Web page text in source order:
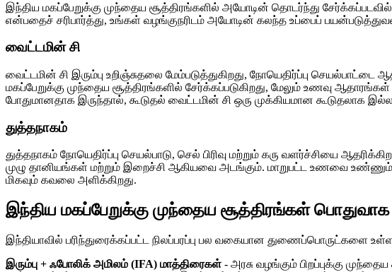
இந்திய மகப்பேறுக்கு முந்தைய சூத்திரங்களில் அயோடின் தொடர்ந்து
என்பதைச் சரிபார்த்து, உங்கள் வழங்குநரிடம் அயோடின் கலந்த உப்பைப்
வைட்டமின் சி
வைட்டமின் சி இரும்பு உறிஞ்சுதலை மேம்படுத்துகிறது, நோயெதிர்ப்பு
மகப்பேறுக்கு முந்தைய சூத்திரங்களில் சேர்க்கப்படுகிறது, மேலும் உணவு
போதுமானதாக இருந்தால், கூடுதல் வைட்டமின் சி ஒரு முக்கியமான கூடுதலாக
துத்தநாகம்
துத்தநாகம் நோயெதிர்ப்பு செயல்பாடு, செல் பிரிவு மற்றும் கரு வளர்ச்சியை
முழு தானியங்கள் மற்றும் இறைச்சி ஆகியவை அடங்கும். மாறுபட்ட உணவை
மிகவும் கவலை அளிக்கிறது.
இந்திய மகப்பேறுக்கு முந்தைய சூத்திரங்கள் பொதுவாக
இந்தியாவில் பரிந்துரைக்கப்பட்ட நிலப்பரப்பு பல வகையான துணைப்பொருட்களை
இரும்பு + ஃபோலிக் அமிலம் (IFA) மாத்திரைகள் - அரசு வழங்கும் பிறப்புக்கு